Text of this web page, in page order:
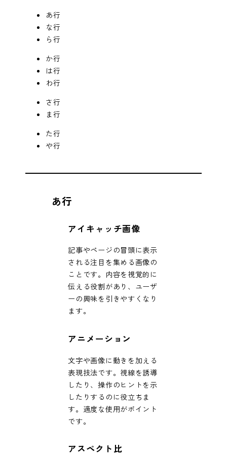
あ行
な行
ら行
か行
は行
わ行
さ行
ま行
た行
や行
あ行
アイキャッチ画像
記事やページの冒頭に表示
される注目を集める画像の
ことです。内容を視覚的に
伝える役割があり、ユーザ
ーの興味を引きやすくなり
ます。
アニメーション
文字や画像に動きを加える
表現技法です。視線を誘導
したり、操作のヒントを示
したりするのに役立ちま
す。適度な使用がポイント
です。
アスペクト比